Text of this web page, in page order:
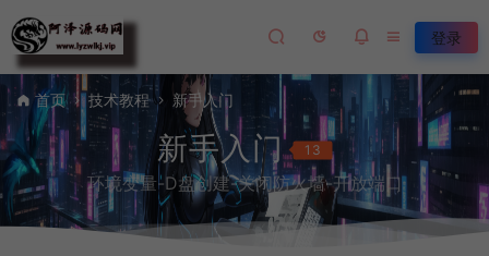
登录
首页 技术教程 新手入门
新手入门 13
环境变量-D盘创建-关闭防火墙-开放端口